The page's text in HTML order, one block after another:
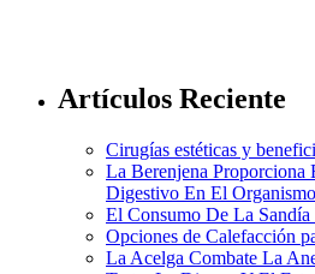
Artículos Reciente
Cirugías estéticas y
La Berenjena Proporciona
Digestivo En El Organismo
El Consumo De La
Opciones de Calefacción
La Acelga Combate La